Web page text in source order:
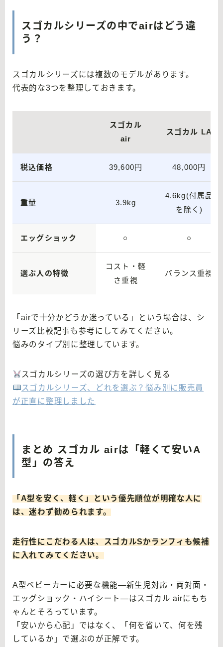
スゴカルシリーズの中でairはどう違
う？
スゴカルシリーズには複数のモデルがあります。
代表的な3つを整理しておきます。
スゴカル
air
スゴカル LA
税込価格 39,600円 48,000円
重量 3.9kg
4.6kg(付属品
を除く)
エッグショック ○ ○
選ぶ人の特徴
コスト・軽
さ重視
バランス重視
「airで十分かどうか迷っている」という場合は、シ
リーズ比較記事も参考にしてみてください。
悩みのタイプ別に整理しています。
スゴカルシリーズの選び方を詳しく見る
スゴカルシリーズ、どれを選ぶ？悩み別に販売員
が正直に整理しました
まとめ スゴカル airは「軽くて安いA
型」の答え
「A型を安く、軽く」という優先順位が明確な人に
は、迷わず勧められます。
走行性にこだわる人は、スゴカルSかランフィも候補
に入れてみてください。
A型ベビーカーに必要な機能—新生児対応・両対面・
エッグショック・ハイシート—はスゴカル airにもち
ゃんとそろっています。
「安いから心配」ではなく、「何を省いて、何を残
しているか」で選ぶのが正解です。